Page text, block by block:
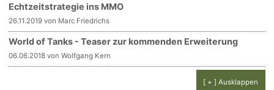
Echtzeitstrategie ins MMO
26.11.2019 von Marc Friedrichs
World of Tanks - Teaser zur kommenden Erweiterung
06.06.2018 von Wolfgang Kern
[ + ] Ausklappen